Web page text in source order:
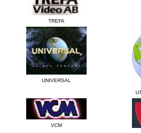
TREFA
UNIVERSAL
VCM